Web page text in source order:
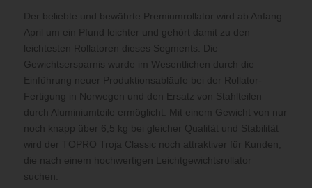
Der beliebte und bewährte Premiumrollator wird ab Anfang
April um ein Pfund leichter und gehört damit zu den
leichtesten Rollatoren dieses Segments. Die
Gewichtsersparnis wurde im Wesentlichen durch die
Einführung neuer Produktionsabläufe bei der Rollator-
Fertigung in Norwegen und den Ersatz von Stahlteilen
durch Aluminiumteile ermöglicht. Mit einem Gewicht von nur
noch knapp über 6,5 kg bei gleicher Qualität und Stabilität
wird der TOPRO Troja Classic noch attraktiver für Kunden,
die nach einem hochwertigen Leichtgewichtsrollator
suchen.